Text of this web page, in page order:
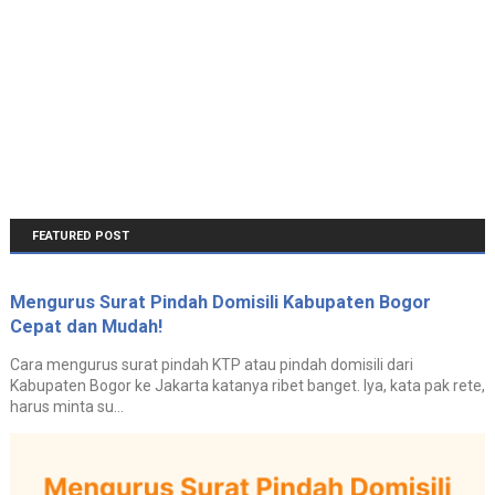
FEATURED POST
Mengurus Surat Pindah Domisili Kabupaten Bogor
Cepat dan Mudah!
Cara mengurus surat pindah KTP atau pindah domisili dari
Kabupaten Bogor ke Jakarta katanya ribet banget. Iya, kata pak rete,
harus minta su...